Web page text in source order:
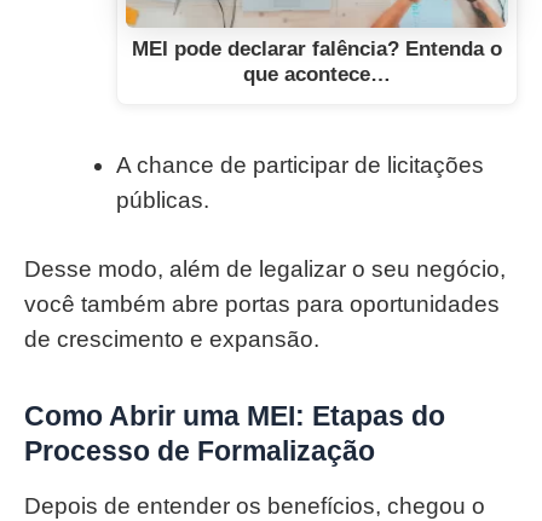
MEI pode declarar falência? Entenda o
que acontece…
A chance de participar de licitações
públicas.
Desse modo, além de legalizar o seu negócio,
você também abre portas para oportunidades
de crescimento e expansão.
Como Abrir uma MEI: Etapas do
Processo de Formalização
Depois de entender os benefícios, chegou o